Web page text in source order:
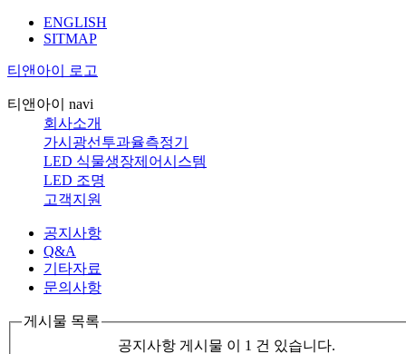
ENGLISH
SITMAP
티앤아이 로고
티앤아이 navi
회사소개
가시광선투과율측정기
LED 식물생장제어시스템
LED 조명
고객지원
공지사항
Q&A
기타자료
문의사항
게시물 목록
공지사항 게시물 이 1 건 있습니다.